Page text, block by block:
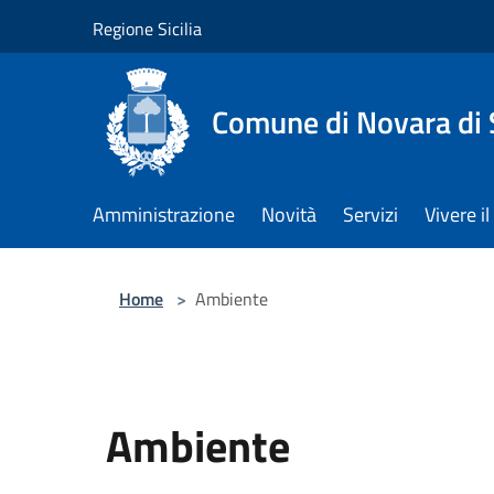
Regione Sicilia
Comune di Novara di
Amministrazione Novità Servizi Vivere
Home > Ambiente
Ambiente